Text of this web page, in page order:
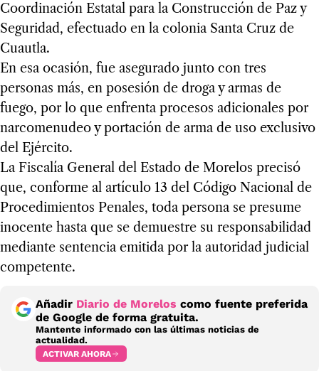
Coordinación Estatal para la Construcción de Paz y
Seguridad, efectuado en la colonia Santa Cruz de
Cuautla.
En esa ocasión, fue asegurado junto con tres
personas más, en posesión de droga y armas de
fuego, por lo que enfrenta procesos adicionales por
narcomenudeo y portación de arma de uso exclusivo
del Ejército.
La Fiscalía General del Estado de Morelos precisó
que, conforme al artículo 13 del Código Nacional de
Procedimientos Penales, toda persona se presume
inocente hasta que se demuestre su responsabilidad
mediante sentencia emitida por la autoridad judicial
competente.
Añadir Diario de Morelos como fuente preferida
de Google de forma gratuita.
Mantente informado con las últimas noticias de
actualidad.
ACTIVAR AHORA